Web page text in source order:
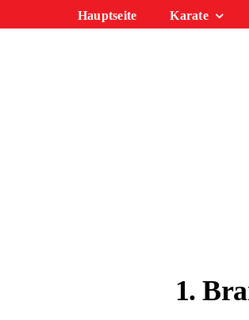
Inhalt
Hauptseite Karate
1.